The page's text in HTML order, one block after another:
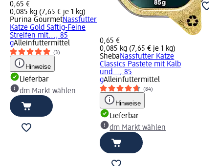
0,65 €
0,085 kg (7,65 € je 1 kg)
Purina GourmetNassfutter
Katze Gold Saftig-Feine
Streifen mit..., 85
gAlleinfuttermittel
(3)
Hinweise
Lieferbar
dm Markt wählen
0,65 €
0,085 kg (7,65 € je 1 kg)
ShebaNassfutter Katze
Classics Pastete mit Kalb
und..., 85
gAlleinfuttermittel
(84)
Hinweise
Lieferbar
dm Markt wählen